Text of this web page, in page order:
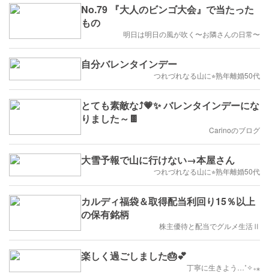
No.79 『大人のビンゴ大会』で当たった
もの
明日は明日の風が吹く〜お隣さんの日常〜
自分バレンタインデー
つれづれなる山に⭐︎熟年離婚50代
とても素敵な⤴💗✨ バレンタインデーにな
りました～🍫
Carinoのブログ
大雪予報で山に行けない→本屋さん
つれづれなる山に⭐︎熟年離婚50代
カルディ福袋＆取得配当利回り15％以上
の保有銘柄
株主優待と配当でグルメ生活Ⅱ
楽しく過ごしました🎂💕
丁寧に生きよう…˚✧₊⁎